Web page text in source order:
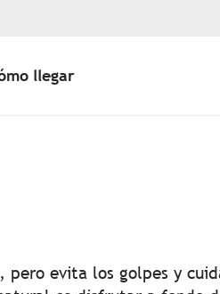
llegar
evita los golpes y